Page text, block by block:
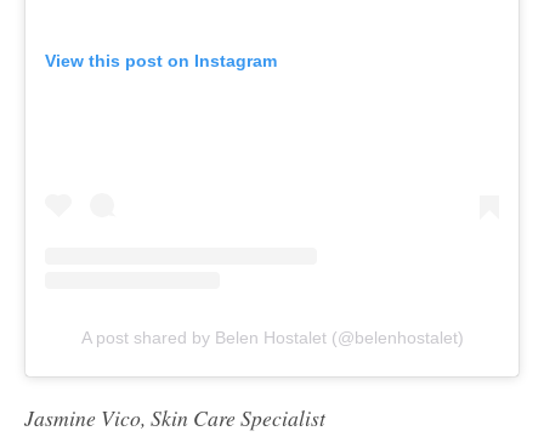
View this post on Instagram
A post shared by Belen Hostalet (@belenhostalet)
Jasmine Vico, Skin Care Specialist